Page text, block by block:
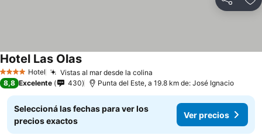
Compartir
4 EstrellasHotel Vistas al mar desde la colina
Hotel Las Olas
8,8 Excelente 430 Punta del Este, a 19.8 km de: José Ignacio
Seleccioná las fechas para ver los
precios exactos
Ver precios